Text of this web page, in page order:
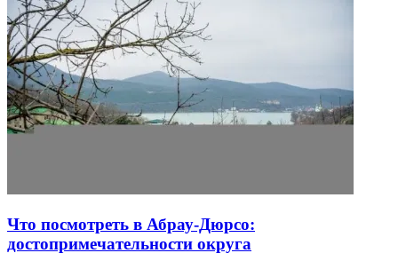
Что посмотреть в Абрау-Дюрсо:
достопримечательности округа